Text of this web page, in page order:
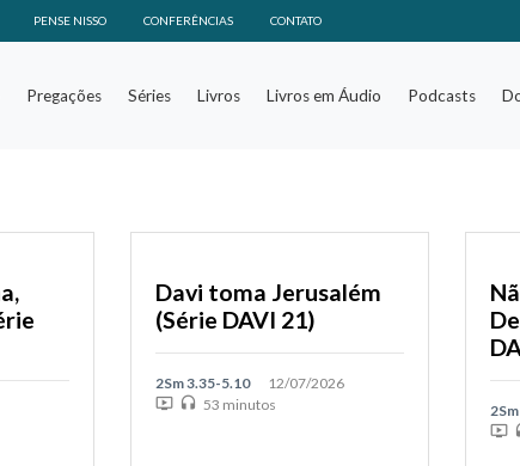
PENSE NISSO CONFERÊNCIAS CONTATO
Pregações Séries Livros Livros em Áudio Podcasts
Davi toma Jerusalém
(Série DAVI 21)
2Sm 3.35-5.10
12/07/2026
ondemand_video headset 53 minutos
ondemand_video